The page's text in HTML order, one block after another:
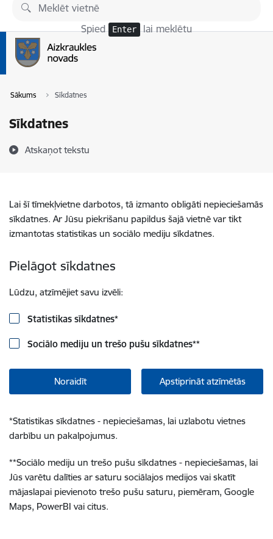
Pāriet uz lapas saturu
Spied Enter lai meklētu
Sākums Sīkdatnes
Sīkdatnes
Atskaņot tekstu
Lai šī tīmekļvietne darbotos, tā izmanto obligāti nepieciešamās
sīkdatnes. Ar Jūsu piekrišanu papildus šajā vietnē var tikt
izmantotas statistikas un sociālo mediju sīkdatnes.
Pielāgot sīkdatnes
Lūdzu, atzīmējiet savu izvēli:
Statistikas sīkdatnes*
Sociālo mediju un trešo pušu sīkdatnes**
Noraidīt Apstiprināt atzīmētās
*Statistikas sīkdatnes - nepieciešamas, lai uzlabotu vietnes
darbību un pakalpojumus.
**Sociālo mediju un trešo pušu sīkdatnes - nepieciešamas, lai
Jūs varētu dalīties ar saturu sociālajos medijos vai skatīt
mājaslapai pievienoto trešo pušu saturu, piemēram, Google
Maps, PowerBI vai citus.